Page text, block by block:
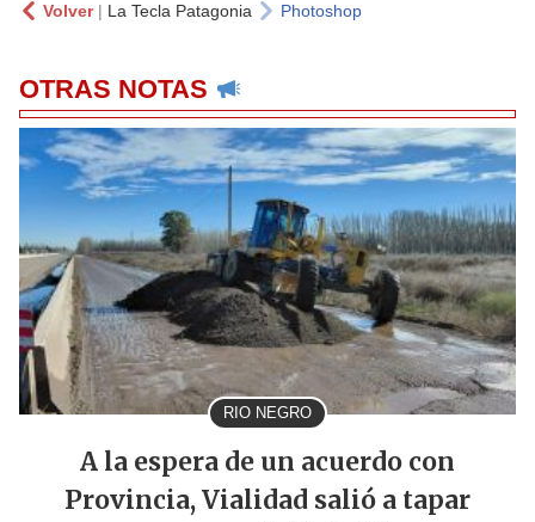
Volver| La Tecla Patagonia Photoshop
OTRAS NOTAS
RIO NEGRO
A la espera de un acuerdo con
Provincia, Vialidad salió a tapar